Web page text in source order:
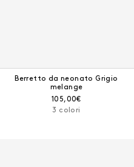
Berretto da neonato Grigio
melange
Prezzo corrente:
105,00€
3 colori